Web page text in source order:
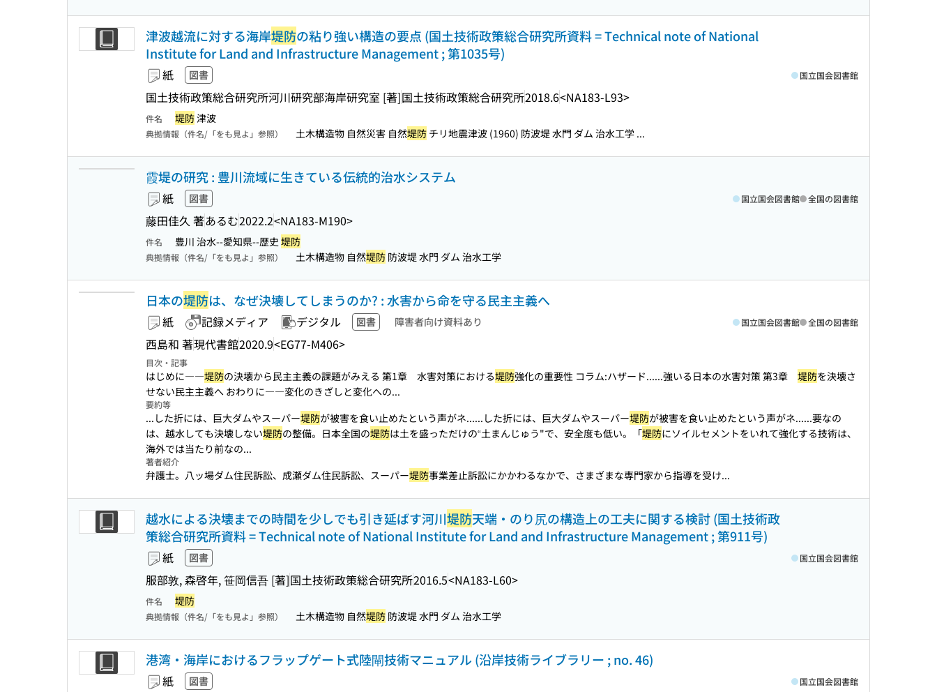
津波越流に対する海岸堤防の粘り強い構造の要点 (国土技術政策総合研究所資料 = Technical note of National
Institute for Land and Infrastructure Management ; 第1035号)
紙 図書
国土技術政策総合研究所河川研究部海岸研究室 [著]国土技術政策総合研究所2018.6<NA183-L93>
国立国会図書館
件名 堤防津波
典拠情報（件名/「をも見よ」参照） 土木構造物 自然災害 自然堤防 チリ地震津波 (1960) 防波堤 水門 ダム 治水工学 ...
霞堤の研究 : 豊川流域に生きている伝統的治水システム
紙 図書
藤田佳久 著あるむ2022.2<NA183-M190>
国立国会図書館 全国の図書館
件名 豊川 治水--愛知県--歴史 堤防
典拠情報（件名/「をも見よ」参照） 土木構造物 自然堤防 防波堤 水門 ダム 治水工学
日本の堤防は、なぜ決壊してしまうのか? : 水害から命を守る民主主義へ
紙 記録メディア デジタル 図書 障害者向け資料あり
西島和 著現代書館2020.9<EG77-M406>
国立国会図書館 全国の図書館
目次・記事
はじめに――堤防の決壊から民主主義の課題がみえる 第1章 水害対策における堤防強化の重要性 コラム:ハザード......強いる日本の水害対策 第3章 堤防を決壊さ
せない民主主義へ おわりに――変化のきざしと変化への...
要約等
...した折には、巨大ダムやスーパー堤防が被害を食い止めたという声がネ......した折には、巨大ダムやスーパー堤防が被害を食い止めたという声がネ......要なの
は、越水しても決壊しない堤防の整備。日本全国の堤防は土を盛っただけの“土まんじゅう"で、安全度も低い。「堤防にソイルセメントをいれて強化する技術は、
海外では当たり前なの...
著者紹介
弁護士。八ッ場ダム住民訴訟、成瀬ダム住民訴訟、スーパー堤防事業差止訴訟にかかわるなかで、さまざまな専門家から指導を受け...
越水による決壊までの時間を少しでも引き延ばす河川堤防天端・のり尻の構造上の工夫に関する検討 (国土技術政
策総合研究所資料 = Technical note of National Institute for Land and Infrastructure Management ; 第911号)
紙 図書
服部敦, 森啓年, 笹岡信吾 [著]国土技術政策総合研究所2016.5<NA183-L60>
国立国会図書館
件名 堤防
典拠情報（件名/「をも見よ」参照） 土木構造物 自然堤防 防波堤 水門 ダム 治水工学
港湾・海岸におけるフラップゲート式陸閘技術マニュアル (沿岸技術ライブラリー ; no. 46)
紙 図書 国立国会図書館